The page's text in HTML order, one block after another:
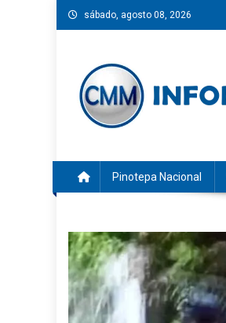
Saltar
al
sábado, agosto 08, 2026
Pinotepa Nacional